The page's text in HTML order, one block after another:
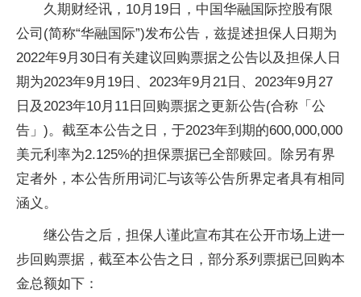
久期财经讯，10月19日，中国华融国际控股有限
公司(简称“华融国际”)发布公告，兹提述担保人日期为
2022年9月30日有关建议回购票据之公告以及担保人日
期为2023年9月19日、2023年9月21日、2023年9月27
日及2023年10月11日回购票据之更新公告(合称「公
告」)。截至本公告之日，于2023年到期的600,000,000
美元利率为2.125%的担保票据已全部赎回。除另有界
定者外，本公告所用词汇与该等公告所界定者具有相同
涵义。
继公告之后，担保人谨此宣布其在公开市场上进一
步回购票据，截至本公告之日，部分系列票据已回购本
金总额如下：